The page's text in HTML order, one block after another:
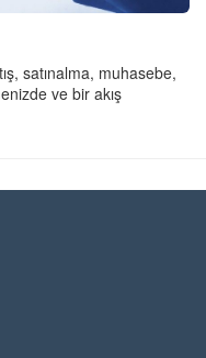
satınalma, muhasebe,
ve bir akış